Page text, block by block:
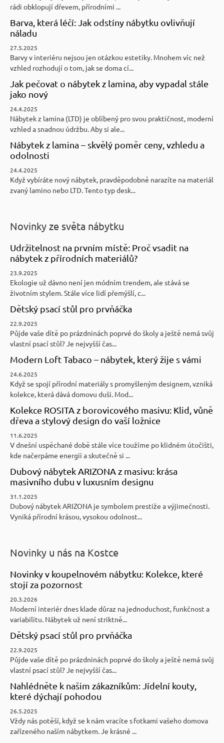
rádi obklopují dřevem, přírodními ...
Barva, která léčí: Jak odstíny nábytku ovlivňují
náladu
27.5.2025
Barvy v interiéru nejsou jen otázkou estetiky. Mnohem víc než
vzhled rozhodují o tom, jak se doma cí...
Jak pečovat o nábytek z lamina, aby vypadal stále
jako nový
24.4.2025
Nábytek z lamina (LTD) je oblíbený pro svou praktičnost, moderní
vzhled a snadnou údržbu. Aby si ale...
Nábytek z lamina – skvělý poměr ceny, vzhledu a
odolnosti
24.4.2025
Když vybíráte nový nábytek, pravděpodobně narazíte na materiál
zvaný lamino nebo LTD. Tento typ desk...
Novinky ze světa nábytku
Udržitelnost na prvním místě: Proč vsadit na
nábytek z přírodních materiálů?
23.9.2025
Ekologie už dávno není jen módním trendem, ale stává se
životním stylem. Stále více lidí přemýšlí, c...
Dětský psací stůl pro prvňáčka
22.9.2025
Půjde vaše dítě po prázdninách poprvé do školy a ještě nemá svůj
vlastní psací stůl? Je nejvyšší čas...
Modern Loft Tabaco – nábytek, který žije s vámi
24.6.2025
Když se spojí přírodní materiály s promyšleným designem, vzniká
kolekce, která dává domovu duši. Mod...
Kolekce ROSITA z borovicového masivu: Klid, vůně
dřeva a stylový design do vaší ložnice
11.6.2025
V dnešní uspěchané době stále více toužíme po klidném útočišti,
kde načerpáme energii a skutečně si ...
Dubový nábytek ARIZONA z masivu: krása
masivního dubu v luxusním designu
31.1.2025
Dubový nábytek ARIZONA je symbolem prestiže a výjimečnosti.
Vyniká přírodní krásou, vysokou odolnost...
Novinky u nás na Kostce
Novinky v koupelnovém nábytku: Kolekce, které
stojí za pozornost
20.3.2026
Moderní interiér dnes klade důraz na jednoduchost, funkčnost a
variabilitu. Nábytek už není striktně...
Dětský psací stůl pro prvňáčka
22.9.2025
Půjde vaše dítě po prázdninách poprvé do školy a ještě nemá svůj
vlastní psací stůl? Je nejvyšší čas...
Nahlédněte k našim zákazníkům: Jídelní kouty,
které dýchají pohodou
26.5.2025
Vždy nás potěší, když se k nám vracíte s fotkami vašeho domova
zařízeného naším nábytkem. Je krásné ...